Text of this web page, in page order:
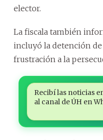
elector.
La fiscala también
incluyó la detención
frustración a la
Recibí las noticias
al canal de ÚH en